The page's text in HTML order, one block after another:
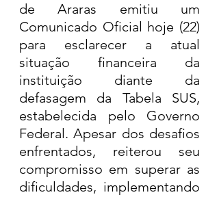
de Araras emitiu um
Comunicado Oficial hoje (22)
para esclarecer a atual
situação financeira da
instituição diante da
defasagem da Tabela SUS,
estabelecida pelo Governo
Federal. Apesar dos desafios
enfrentados, reiterou seu
compromisso em superar as
dificuldades, implementando